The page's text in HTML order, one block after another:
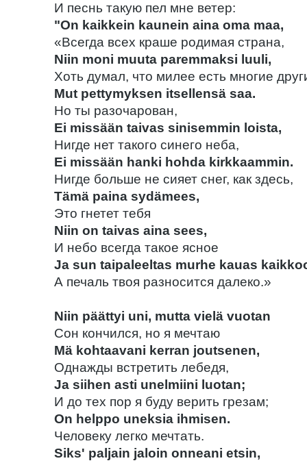
И песнь такую пел мне ветер:
"On kaikkein kaunein aina oma maa,
«Всегда всех краше родимая страна,
Niin moni muuta paremmaksi luuli,
Хоть думал, что милее есть многие
Mut pettymyksen itsellensä saa.
Но ты разочарован,
Ei missään taivas sinisemmin loista,
Нигде нет такого синего неба,
Ei missään hanki hohda kirkkaammin.
Нигде больше не сияет снег, как здесь,
Tämä paina sydämees,
Это гнетет тебя
Niin on taivas aina sees,
И небо всегда такое ясное
Ja sun taipaleeltas murhe kauas
А печаль твоя разносится далеко.»
Niin päättyi uni, mutta vielä vuotan
Сон кончился, но я мечтаю
Mä kohtaavani kerran joutsenen,
Однажды встретить лебедя,
Ja siihen asti unelmiini luotan;
И до тех пор я буду верить грезам;
On helppo uneksia ihmisen.
Человеку легко мечтать.
Siks' paljain jaloin onneani etsin,